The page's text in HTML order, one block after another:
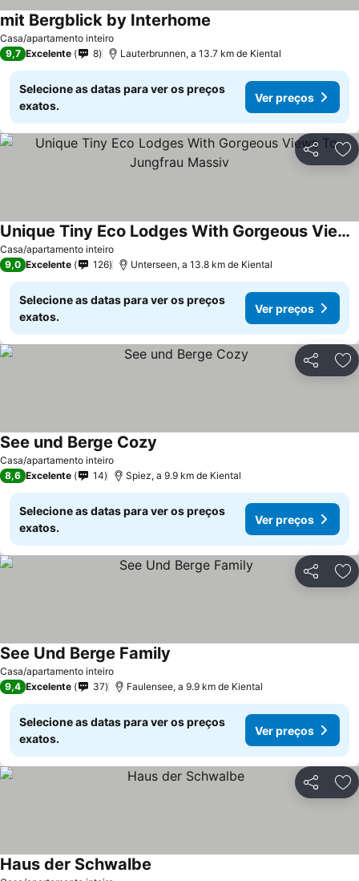
Casa/apartamento inteiro
mit Bergblick by Interhome
9,7 Excelente 8 Lauterbrunnen, a 13.7 km de Kiental
Selecione as datas para ver os preços
exatos.
Ver preços
Partilhar
Casa/apartamento inteiro
Unique Tiny Eco Lodges With Gorgeous Views To Jungfrau Massiv
9,0 Excelente 126 Unterseen, a 13.8 km de Kiental
Selecione as datas para ver os preços
exatos.
Ver preços
Partilhar
Casa/apartamento inteiro
See und Berge Cozy
8,6 Excelente 14 Spiez, a 9.9 km de Kiental
Selecione as datas para ver os preços
exatos.
Ver preços
Partilhar
Casa/apartamento inteiro
See Und Berge Family
9,4 Excelente 37 Faulensee, a 9.9 km de Kiental
Selecione as datas para ver os preços
exatos.
Ver preços
Partilhar
Haus der Schwalbe